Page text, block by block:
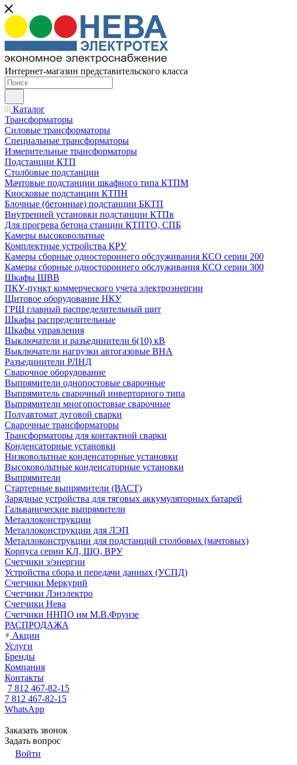
Интернет-магазин представительского класса
Каталог
Трансформаторы
Силовые трансформаторы
Специальные трансформаторы
Измерительные трансформаторы
Подстанции КТП
Столбовые подстанции
Мачтовые подстанции шкафного типа КТПМ
Киосковые подстанции КТПН
Блочные (бетонные) подстанции БКТП
Внутренней установки подстанции КТПв
Для прогрева бетона станции КТПТО, СПБ
Камеры высоковольтные
Комплектные устройства КРУ
Камеры сборные одностороннего обслуживания КСО серии 200
Камеры сборные одностороннего обслуживания КСО серии 300
Шкафы ШВВ
ПКУ-пункт коммерческого учета электроэнергии
Щитовое оборудование НКУ
ГРЩ главный распределительный щит
Шкафы распределительные
Шкафы управления
Выключатели и разъединители 6(10) кВ
Выключатели нагрузки автогазовые ВНА
Разъединители РЛНД
Сварочное оборудование
Выпрямители однопостовые сварочные
Выпрямитель сварочный инверторного типа
Выпрямители многопостовые сварочные
Полуавтомат дуговой сварки
Сварочные трансформаторы
Трансформаторы для контактной сварки
Конденсаторные установки
Низковольтные конденсаторные установки
Высоковольтные конденсаторные установки
Выпрямители
Стартерные выпрямители (ВАСТ)
Зарядные устройства для тяговых аккумуляторных батарей
Гальванические выпрямители
Металлоконструкции
Металлоконструкции для ЛЭП
Металлоконструкции для подстанций столбовых (мачтовых)
Корпуса серии КЛ, ЩО, ВРУ
Счетчики э/энергии
Устройства сбора и передачи данных (УСПД)
Счетчики Меркурий
Счетчики Лэнэлектро
Счетчики Нева
Счетчики ННПО им М.В.Фрунзе
РАСПРОДАЖА
Акции
Услуги
Бренды
Компания
Контакты
7 812 467-82-15
7 812 467-82-15
WhatsApp
Заказать звонок
Задать вопрос
Войти